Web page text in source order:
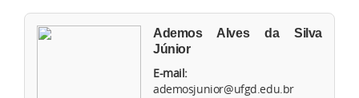
Ademos Alves da Silva
Júnior
E-mail:
ademosjunior@ufgd.edu.br